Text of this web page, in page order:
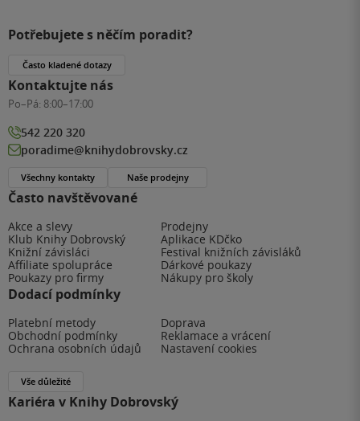
Často navštěvované
Akce a slevy
Prodejny
Klub Knihy Dobrovský
Aplikace KDčko
Knižní závisláci
Festival knižních závisláků
Affiliate spolupráce
Dárkové poukazy
Poukazy pro firmy
Nákupy pro školy
Dodací podmínky
Platební metody
Doprava
Obchodní podmínky
Reklamace a vrácení
Ochrana osobních údajů
Nastavení cookies
Vše důležité
Kariéra v Knihy Dobrovský
Potřebujete s něčím poradit?
Často kladené dotazy
Kontaktujte nás
Po–Pá: 8:00–17:00
542 220 320
poradime@knihydobrovsky.cz
Všechny kontakty Naše prodejny